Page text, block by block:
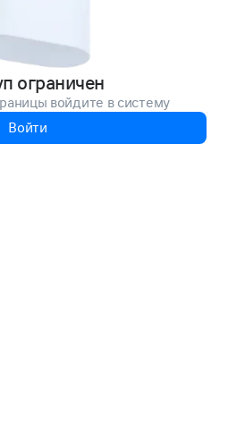
ограничен
войдите в систему
Войти